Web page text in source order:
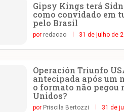
Gipsy Kings terá
como convidado em
pelo Brasil
por redacao 31 de julho de
Operación Triunfo
antecipada após um
o formato não pegou
Unidos?
por Priscila Bertozzi 31 de